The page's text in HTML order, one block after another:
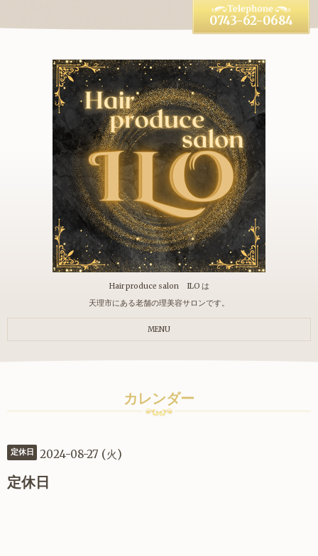
Hair produce salon ILO は
天理市にある老舗の理美容サロンです。
0743-62-0684
MENU
カレンダー
定休日 2024-08-27 (火)
定休日